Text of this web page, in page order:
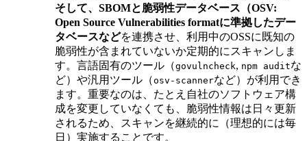
そして、SBOMと脆弱性データベース（OSV:
Open Source Vulnerabilities formatに準拠したデー
タベースなどを連携させ、利用中のOSSに既知の
脆弱性が含まれていないか定期的にスキャンしま
す。言語固有のツール（govulncheck, npm auditな
ど）や汎用ツール（osv-scannerなど）が利用でき
ます。重要なのは、たとえ自社のソフトウェア構
成を変更していなくても、脆弱性情報は日々更新
されるため、スキャンを継続的に（理想的には毎
日）実施することです。